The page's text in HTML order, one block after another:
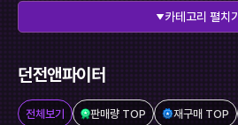
에이펙스레전드
이터널리턴
메이플스토리
펼치기
던전앤파이터
전체보기 판매량 TOP 재구매 TOP